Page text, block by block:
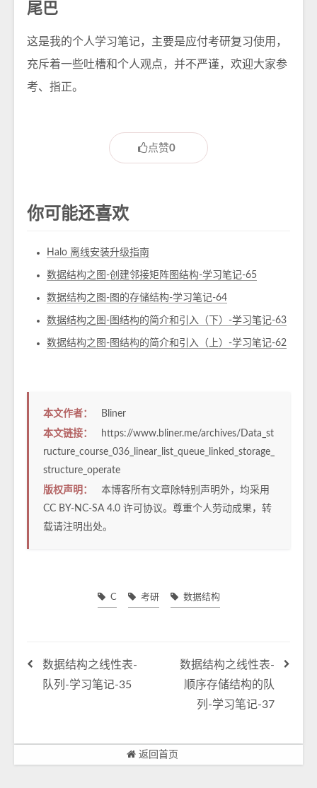
尾巴
这是我的个人学习笔记，主要是应付考研复习使用，
充斥着一些吐槽和个人观点，并不严谨，欢迎大家参
考、指正。
点赞0
你可能还喜欢
Halo 离线安装升级指南
数据结构之图-创建邻接矩阵图结构-学习笔记-65
数据结构之图-图的存储结构-学习笔记-64
数据结构之图-图结构的简介和引入（下）-学习笔记-63
数据结构之图-图结构的简介和引入（上）-学习笔记-62
本文作者：
Bliner
本文链接：
https://www.bliner.me/archives/Data_st
ructure_course_036_linear_list_queue_linked_storage_
structure_operate
版权声明：
本博客所有文章除特别声明外，均采用
CC BY-NC-SA 4.0 许可协议。尊重个人劳动成果，转
载请注明出处。
C 考研 数据结构
数据结构之线性表-
队列-学习笔记-35
数据结构之线性表-
顺序存储结构的队
列-学习笔记-37
返回首页